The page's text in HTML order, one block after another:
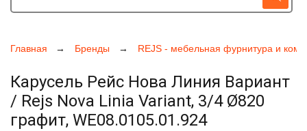
Главная Бренды REJS - мебельная фурнитура и
Карусель Рейс Нова Линия Вариант
/ Rejs Nova Linia Variant, 3/4 Ø820
графит, WE08.0105.01.924